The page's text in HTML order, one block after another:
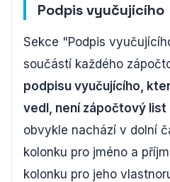
Podpis vyučujícího
Sekce "Podpis
součástí každého
podpisu vyučujícího,
vedl, není zápočtový list
obvykle nachází v dolní
kolonku pro jméno a
kolonku pro jeho